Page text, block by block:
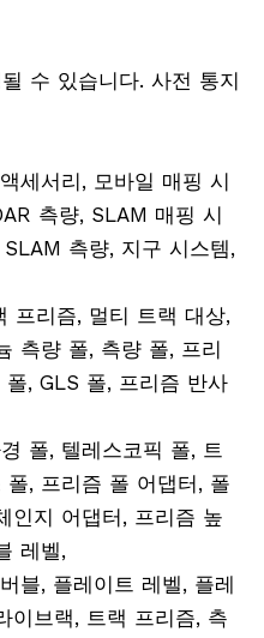
수 있습니다. 사전 통지
세서리, 모바일 매핑 시
측량, SLAM 매핑 시
측량, 지구 시스템,
프리즘, 멀티 트랙 대상,
측량 폴, 측량 폴, 프리
, GLS 폴, 프리즘 반사
폴, 텔레스코픽 폴, 트
, 프리즘 폴 어댑터, 폴
인지 어댑터, 프리즘 높
레벨,
블, 플레이트 레벨, 플레
이브랙, 트랙 프리즘, 측